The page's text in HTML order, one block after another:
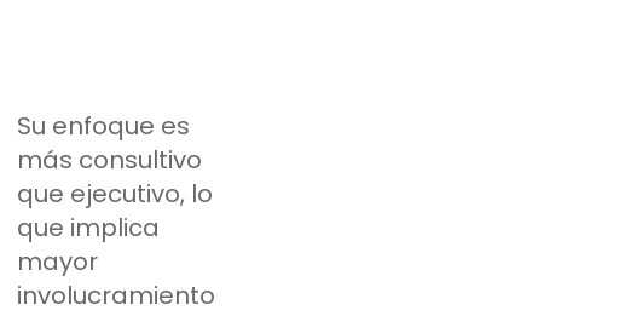
Su enfoque es
más consultivo
que ejecutivo, lo
que implica
mayor
involucramiento